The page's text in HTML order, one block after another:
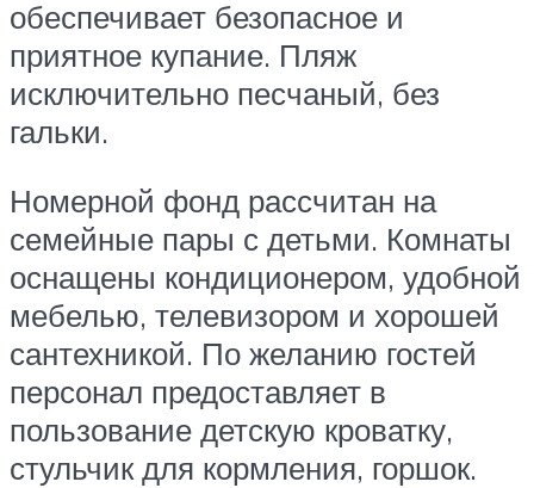
обеспечивает безопасное и
приятное купание. Пляж
исключительно песчаный, без
гальки.
Номерной фонд рассчитан на
семейные пары с детьми. Комнаты
оснащены кондиционером, удобной
мебелью, телевизором и хорошей
сантехникой. По желанию гостей
персонал предоставляет в
пользование детскую кроватку,
стульчик для кормления, горшок.